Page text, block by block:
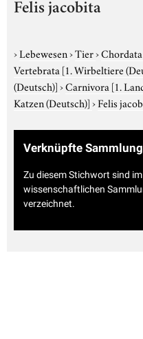
Felis jacobita
›Lebewesen›Tier›Chordata
Vertebrata [1. Wirbeltiere
(Deutsch)]›Carnivora [1.
Katzen (Deutsch)]›Felis
Verknüpfte
Zu diesem Stichwort sind
wissenschaftlichen
verzeichnet.